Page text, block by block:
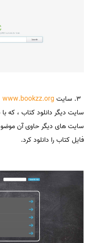
سایت www.bookzz.org
سایت دیگر دانلود کتاب ،
سایت های دیگر حاوی آن
فایل کتاب را دانلود کرد.